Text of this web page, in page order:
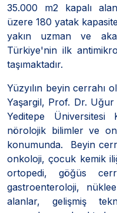
35.000 m2 kapalı
üzere 180 yatak
yakın uzman ve
Türkiye'nin ilk
taşımaktadır.
Yüzyılın beyin cerrahı
Yaşargil, Prof. Dr.
Yeditepe Üniversitesi
nörolojik bilimler ve
konumunda. Beyin
onkoloji, çocuk kemik
ortopedi, göğüs
gastroenteroloji,
alanlar, gelişmiş